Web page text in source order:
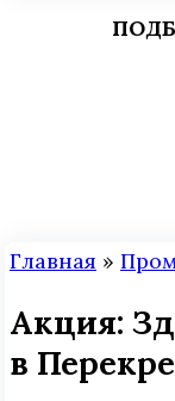
Главная »
Акция:
в